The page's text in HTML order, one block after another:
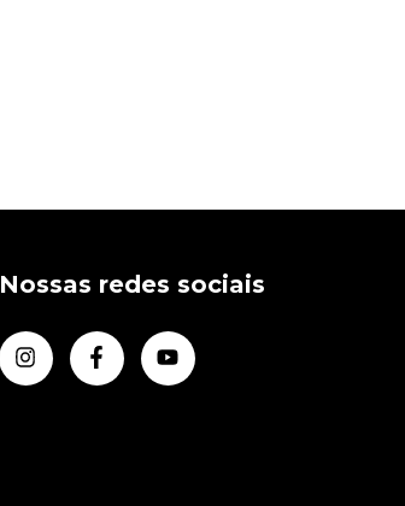
Nossas redes sociais